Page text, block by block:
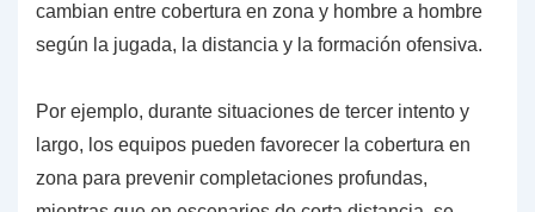
cambian entre cobertura en zona y hombre a hombre
según la jugada, la distancia y la formación ofensiva.
Por ejemplo, durante situaciones de tercer intento y
largo, los equipos pueden favorecer la cobertura en
zona para prevenir completaciones profundas,